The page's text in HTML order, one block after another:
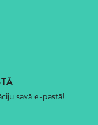
savā e-pastā!